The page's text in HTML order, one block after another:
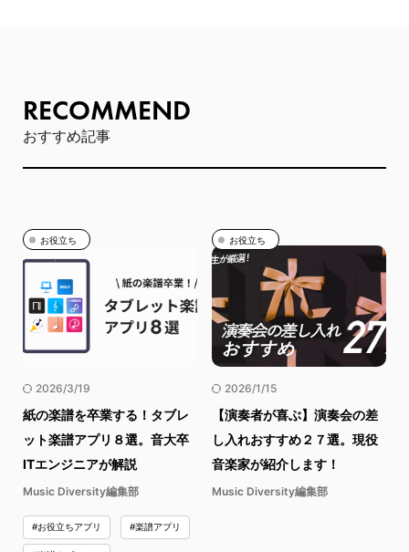
RECOMMEND
おすすめ記事
お役立ち
2026/3/19
紙の楽譜を卒業する！タブレ
ット楽譜アプリ８選。音大卒
ITエンジニアが解説
Music Diversity編集部
#お役立ちアプリ #楽譜アプリ
お役立ち
2026/1/15
【演奏者が喜ぶ】演奏会の差
し入れおすすめ２７選。現役
音楽家が紹介します！
Music Diversity編集部